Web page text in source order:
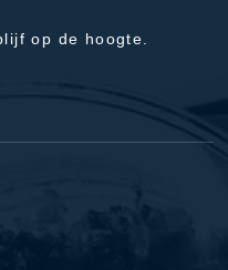
op de hoogte.